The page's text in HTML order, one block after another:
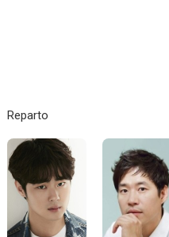
Reparto